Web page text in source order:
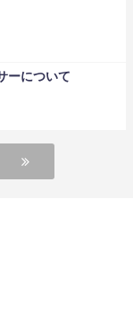
ーについて